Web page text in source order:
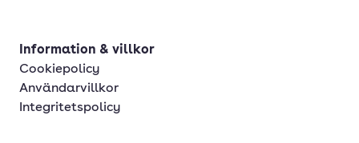
Information & villkor
Cookiepolicy
Användarvillkor
Integritetspolicy